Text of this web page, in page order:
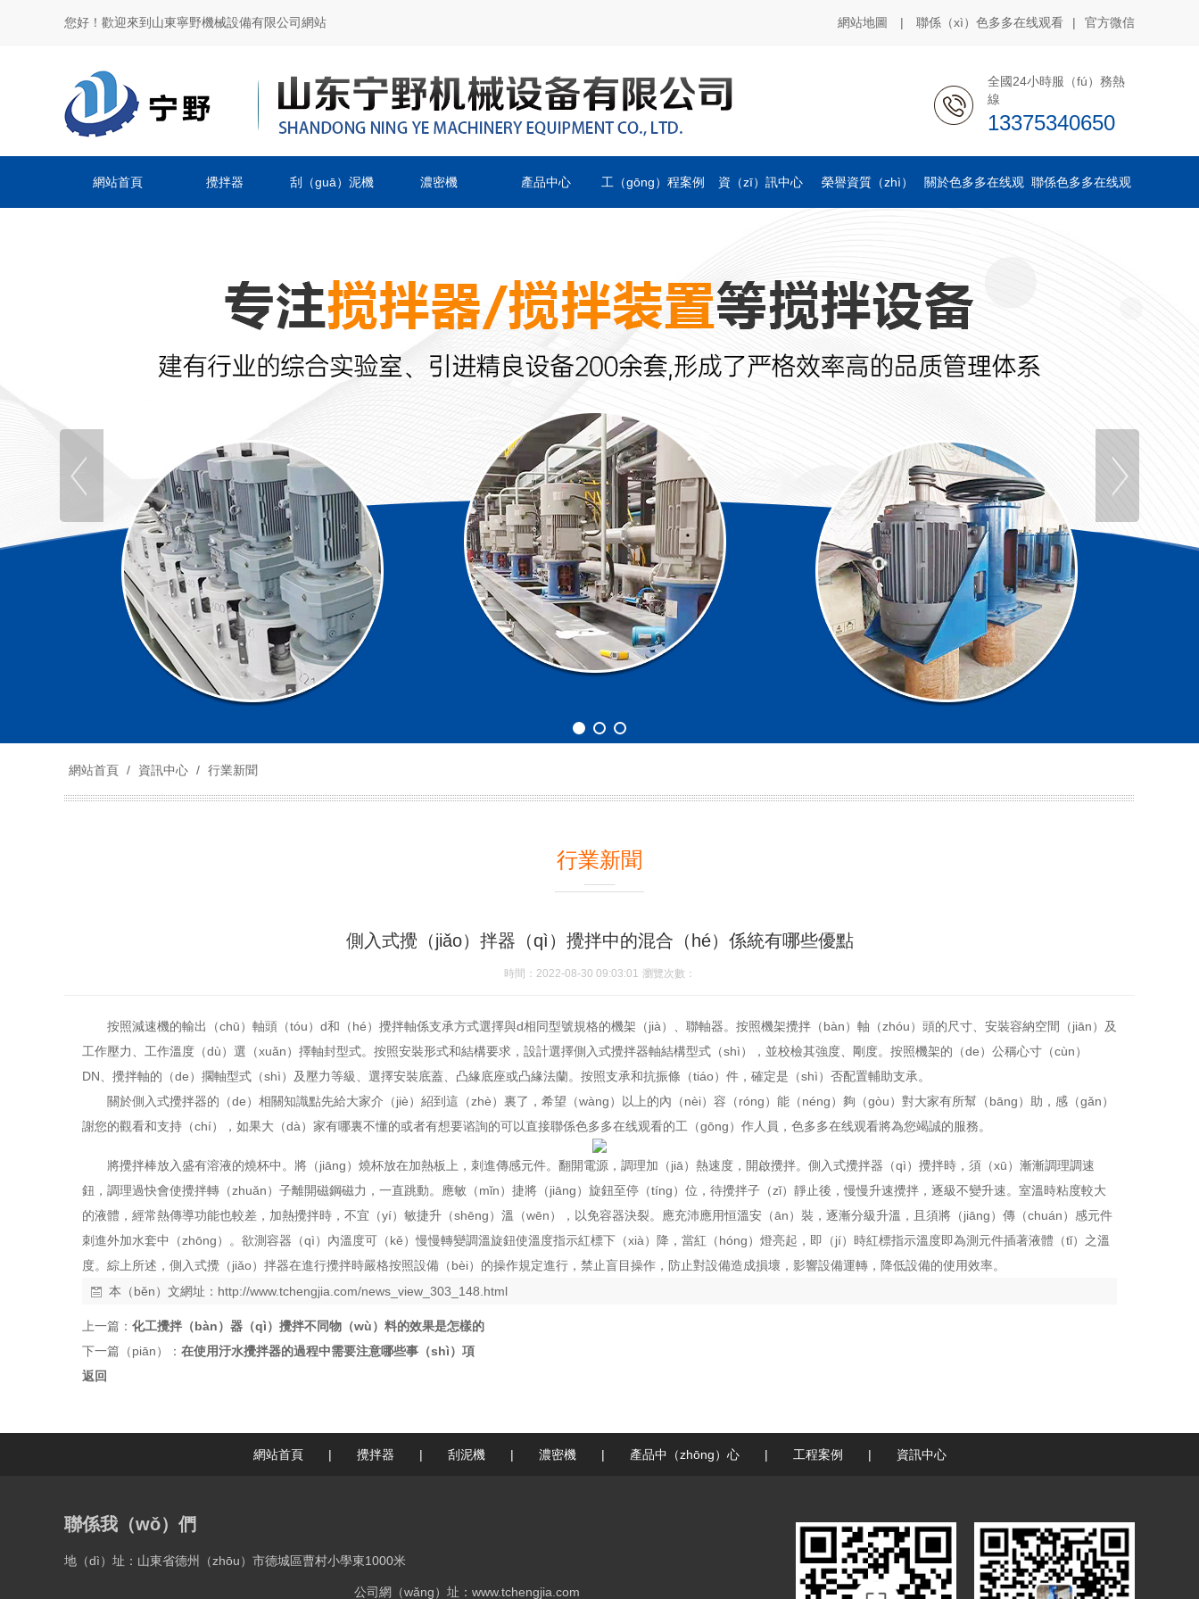
您好！歡迎來到山東寧野機械設備有限公司網站 網站地圖 | 聯係（xì）色多多在线观看 | 官方微信
全國24小時服（fú）務熱
線
13375340650
網站首頁 攪拌器 刮（guā）泥機 濃密機 產品中心 工（gōng）程案例 資（zī）訊中心 榮譽資質（zhì） 關於色多多在线观 聯係色多多在线观
網站首頁 / 資訊中心 / 行業新聞
行業新聞
側入式攪（jiǎo）拌器（qì）攪拌中的混合（hé）係統有哪些優點
時間：2022-08-30 09:03:01 瀏覽次數：
按照減速機的輸出（chū）軸頭（tóu）d和（hé）攪拌軸係支承方式選擇與d相同型號規格的機架（jià）、聯軸器。按照機架攪拌（bàn）軸（zhóu）頭的尺寸、安裝容納空間（jiān）及
工作壓力、工作溫度（dù）選（xuǎn）擇軸封型式。按照安裝形式和結構要求，設計選擇側入式攪拌器軸結構型式（shì），並校檢其強度、剛度。按照機架的（de）公稱心寸（cùn）
DN、攪拌軸的（de）擱軸型式（shì）及壓力等級、選擇安裝底蓋、凸緣底座或凸緣法蘭。按照支承和抗振條（tiáo）件，確定是（shì）否配置輔助支承。
關於側入式攪拌器的（de）相關知識點先給大家介（jiè）紹到這（zhè）裏了，希望（wàng）以上的內（nèi）容（róng）能（néng）夠（gòu）對大家有所幫（bāng）助，感（gǎn）
謝您的觀看和支持（chí），如果大（dà）家有哪裏不懂的或者有想要谘詢的可以直接聯係色多多在线观看的工（gōng）作人員，色多多在线观看將為您竭誠的服務。
將攪拌棒放入盛有溶液的燒杯中。將（jiāng）燒杯放在加熱板上，刺進傳感元件。翻開電源，調理加（jiā）熱速度，開啟攪拌。側入式攪拌器（qì）攪拌時，須（xū）漸漸調理調速
鈕，調理過快會使攪拌轉（zhuǎn）子離開磁鋼磁力，一直跳動。應敏（mǐn）捷將（jiāng）旋鈕至停（tíng）位，待攪拌子（zǐ）靜止後，慢慢升速攪拌，逐級不變升速。室溫時粘度較大
的液體，經常熱傳導功能也較差，加熱攪拌時，不宜（yí）敏捷升（shēng）溫（wēn），以免容器決裂。應充沛應用恒溫安（ān）裝，逐漸分級升溫，且須將（jiāng）傳（chuán）感元件
刺進外加水套中（zhōng）。欲測容器（qì）內溫度可（kě）慢慢轉變調溫旋鈕使溫度指示紅標下（xià）降，當紅（hóng）燈亮起，即（jí）時紅標指示溫度即為測元件插著液體（tǐ）之溫
度。綜上所述，側入式攪（jiǎo）拌器在進行攪拌時嚴格按照設備（bèi）的操作規定進行，禁止盲目操作，防止對設備造成損壞，影響設備運轉，降低設備的使用效率。
本（běn）文網址： http://www.tchengjia.com/news_view_303_148.html
上一篇： 化工攪拌（bàn）器（qì）攪拌不同物（wù）料的效果是怎樣的
下一篇（piān）： 在使用汙水攪拌器的過程中需要注意哪些事（shì）項
返回
網站首頁 | 攪拌器 | 刮泥機 | 濃密機 | 產品中（zhōng）心 | 工程案例 | 資訊中心
聯係我（wǒ）們
地（dì）址：山東省德州（zhōu）市德城區曹村小學東1000米
公司網（wǎng）址：www.tchengjia.com